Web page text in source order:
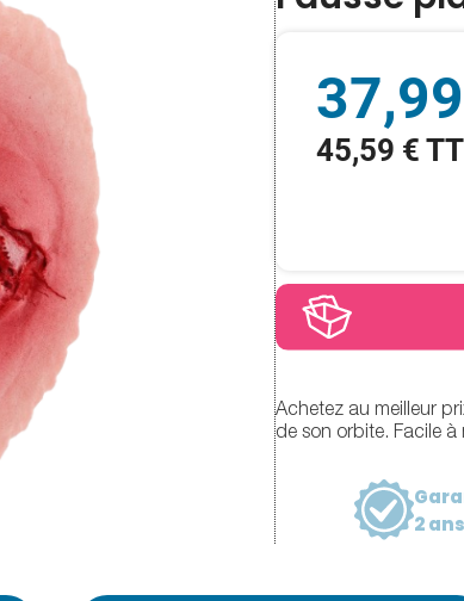
45,59 €
Achetez au meilleur
de son orbite. Facile
2 ans